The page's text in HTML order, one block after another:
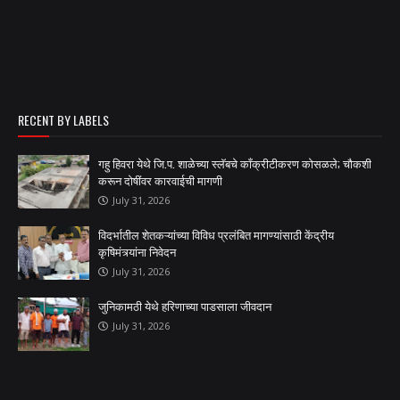
RECENT BY LABELS
गहु हिवरा येथे जि.प. शाळेच्या स्लॅबचे काँक्रीटीकरण कोसळले; चौकशी
करून दोषींवर कारवाईची मागणी
July 31, 2026
विदर्भातील शेतकऱ्यांच्या विविध प्रलंबित मागण्यांसाठी केंद्रीय
कृषिमंत्र्यांना निवेदन
July 31, 2026
जुनिकामठी येथे हरिणाच्या पाडसाला जीवदान
July 31, 2026